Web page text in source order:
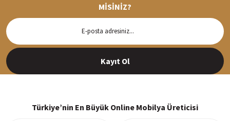
Siparişleriniz en kısa sürede hazırlanarak kargoya verilir
MİSİNİZ?
Kayıt Ol
Türkiye’nin En Büyük Online Mobilya Üreticisi